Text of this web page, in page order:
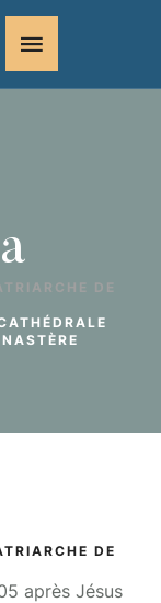
DE
DE
après Jésus